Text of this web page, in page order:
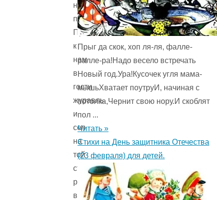
нас
посмотреть.
Прилетел
к
нам
в
гости
журавль
и
сел
на
той
стороне
речки,
в
Прыг да скок, хоп ля-ля, фалле-
ралле-ра!Надо весело встречать
Новый год.Ура!Кусочек угля мама-
мышьХватает поутруИ, начиная с
потолка,Чернит свою нору.И скоблят
пол ...
Читать »
Стихи на День защитника Отечества
(23 февраля) для детей.